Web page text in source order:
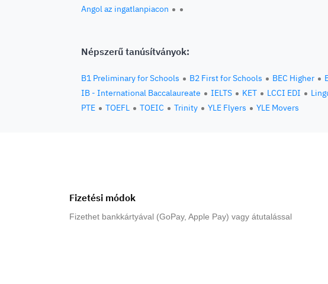
Angol az ingatlanpiacon
Népszerű tanúsítványok:
B1 Preliminary for Schools B2 First for Schools BEC Higher
IB - International Baccalaureate
IELTS KET LCCI EDI
PTE
TOEFL TOEIC Trinity YLE Flyers YLE Movers
Fizetési módok
Fizethet bankkártyával (GoPay, Apple Pay) vagy átutalással